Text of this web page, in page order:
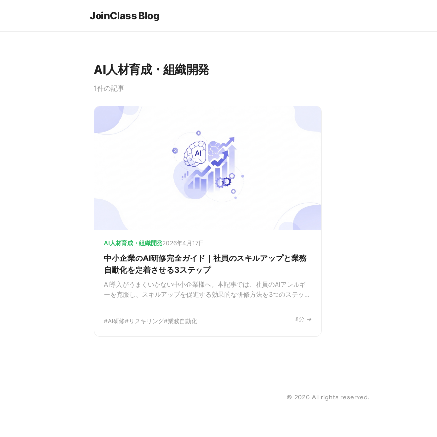
JoinClass Blog
AI人材育成・組織開発
1件の記事
AI人材育成・組織開発2026年4月17日
中小企業のAI研修完全ガイド｜社員のスキルアップと業務
自動化を定着させる3ステップ
AI導入がうまくいかない中小企業様へ。本記事では、社員のAIアレルギ
ーを克服し、スキルアップを促進する効果的な研修方法を3つのステップ
AI研修 リスキリング 業務自動化 8分 →
© 2026 All rights reserved.